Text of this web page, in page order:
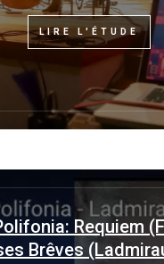
LIRE L'ÉTUDE
Requiem
Brêves